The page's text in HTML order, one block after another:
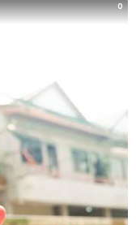
0